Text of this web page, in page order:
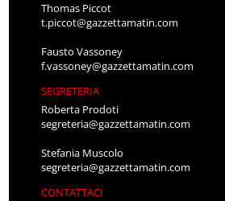
Thomas Piccot
t.piccot@gazzettamatin.com
Fausto Vassoney
f.vassoney@gazzettamatin.com
SEGRETERIA
Roberta Prodoti
segreteria@gazzettamatin.com
Stefania Muscolo
segreteria@gazzettamatin.com
CONTATTACI